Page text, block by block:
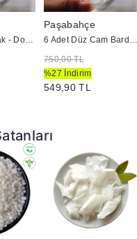
Düz Cam Bardak - Doluma Uygun
Paşabahçe
6 Adet Düz Cam Bardak -
750,00 TL
%27 İndirim
549,90 TL